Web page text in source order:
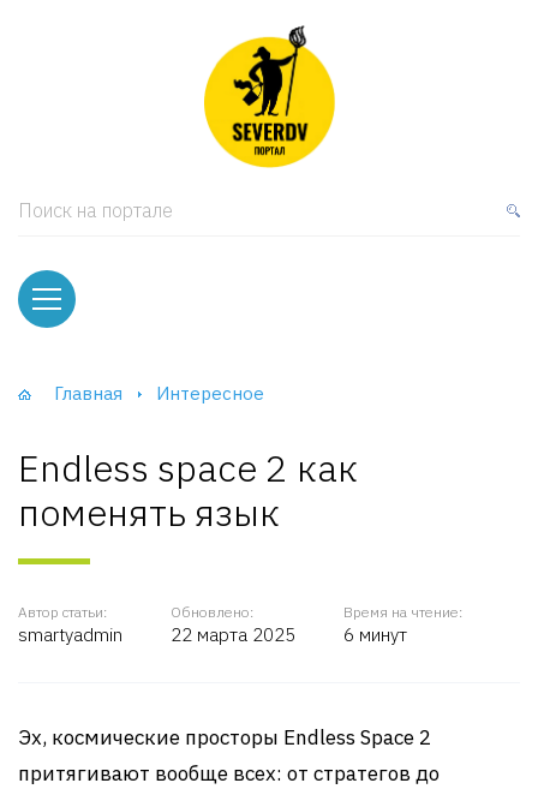
Поиск на портале
Главная Интересное
Endless space 2 как
поменять язык
Автор статьи:
smartyadmin
Обновлено:
22 марта 2025
Время на чтение:
6 минут
Эх, космические просторы Endless Space 2
притягивают вообще всех: от стратегов до
и тумбы
и Шкафы-Купе